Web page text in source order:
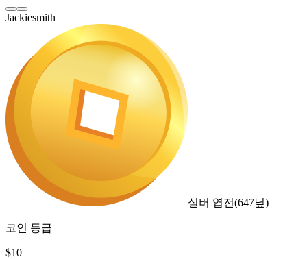
Jackiesmith
실버 엽전(647닢)
코인 등급
$10